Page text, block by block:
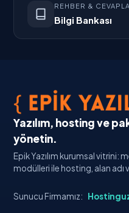
REHBER &
Bilgi Bankası
Yazılım, hosting ve
yönetin.
Epik Yazılım kurumsal vitrini:
modülleri ile hosting, alan adı
Sunucu Firmamız: